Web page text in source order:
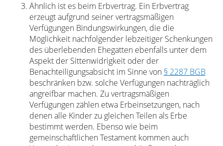
Ähnlich ist es beim Erbvertrag. Ein Erbvertrag
erzeugt aufgrund seiner vertragsmäßigen
Verfügungen Bindungswirkungen, die die
Möglichkeit nachfolgender lebzeitiger Schenkungen
des überlebenden Ehegatten ebenfalls unter dem
Aspekt der Sittenwidrigkeit oder der
Benachteiligungsabsicht im Sinne von § 2287 BGB
beschränken bzw. solche Verfügungen nachträglich
angreifbar machen. Zu vertragsmäßigen
Verfügungen zählen etwa Erbeinsetzungen, nach
denen alle Kinder zu gleichen Teilen als Erbe
bestimmt werden. Ebenso wie beim
gemeinschaftlichen Testament kommen auch